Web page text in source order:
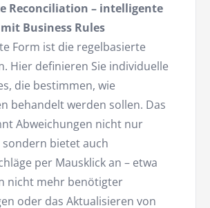
Reconciliation – intelligente
Business Rules
Form ist die regelbasierte
Hier definieren Sie individuelle
die bestimmen, wie
behandelt werden sollen. Das
Abweichungen nicht nur
bietet auch
per Mausklick an – etwa
nicht mehr benötigter
oder das Aktualisieren von